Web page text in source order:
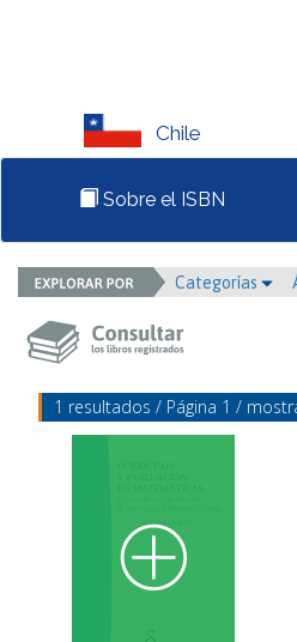
Chile
Sobre el ISBN
Categorías
1 resultados / Página 1 /